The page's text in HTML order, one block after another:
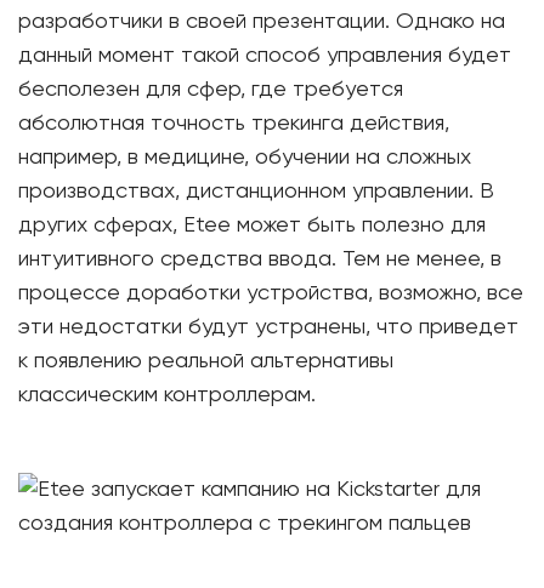
разработчики в своей презентации. Однако на
данный момент такой способ управления будет
бесполезен для сфер, где требуется
абсолютная точность трекинга действия,
например, в медицине, обучении на сложных
производствах, дистанционном управлении. В
других сферах, Etee может быть полезно для
интуитивного средства ввода. Тем не менее, в
процессе доработки устройства, возможно, все
эти недостатки будут устранены, что приведет
к появлению реальной альтернативы
классическим контроллерам.